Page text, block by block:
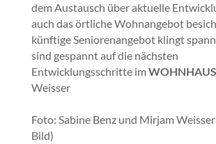
dem Austausch über aktuelle
auch das örtliche Wohnangebot
künftige Seniorenangebot klingt
sind gespannt auf die nächsten
Entwicklungsschritte imWOHNHAUS
Weisser
Foto: Sabine Benz und Mirjam
Bild)